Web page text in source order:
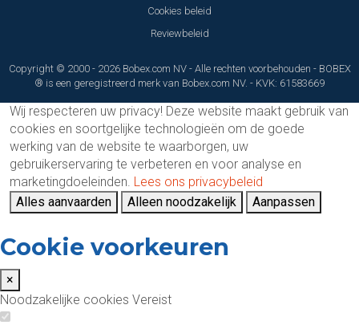
Cookies beleid
Reviewbeleid
Copyright © 2000 - 2026 Bobex.com NV - Alle rechten voorbehouden - BOBEX
® is een geregistreerd merk van Bobex.com NV. - KVK: 61583669
Wij respecteren uw privacy! Deze website maakt gebruik van
cookies en soortgelijke technologieën om de goede
werking van de website te waarborgen, uw
gebruikerservaring te verbeteren en voor analyse en
marketingdoeleinden. Lees ons privacybeleid
Alles aanvaarden
Alleen noodzakelijk Aanpassen
Cookie voorkeuren
×
Noodzakelijke cookies Vereist